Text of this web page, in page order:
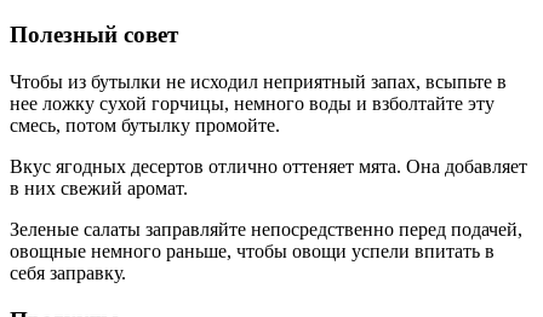
Полезный совет
Чтобы из бутылки не исходил неприятный запах, всыпьте в
нее ложку сухой горчицы, немного воды и взболтайте эту
смесь, потом бутылку промойте.
Вкус ягодных десертов отлично оттеняет мята. Она добавляет
в них свежий аромат.
Зеленые салаты заправляйте непосредственно перед подачей,
овощные немного раньше, чтобы овощи успели впитать в
себя заправку.